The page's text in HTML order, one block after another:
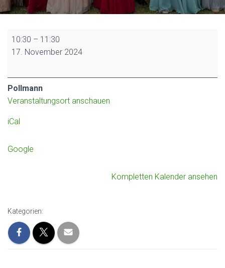
T
E
Volkstrauertag
10:30 – 11:30
17. November 2024
Pollmann
Veranstaltungsort anschauen
iCal
Google
Kompletten Kalender ansehen
Kategorien: